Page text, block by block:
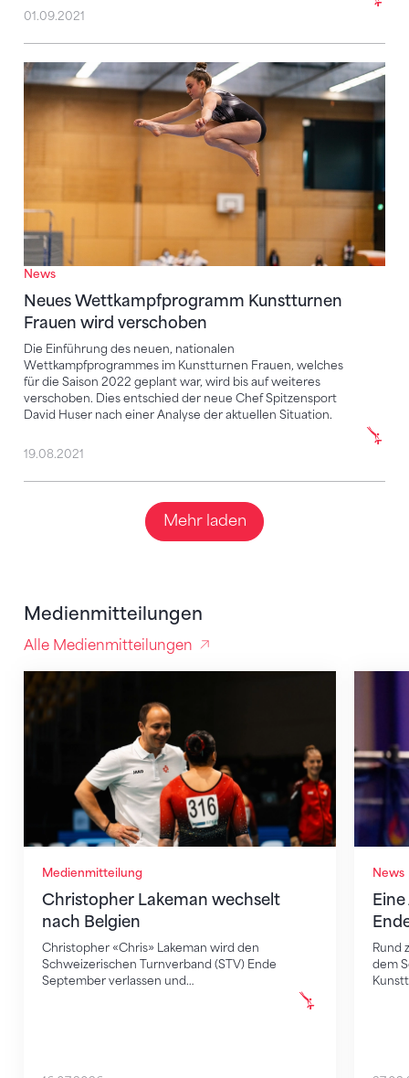
01.09.2021
News
Neues Wettkampfprogramm Kunstturnen
Frauen wird verschoben
Die Einführung des neuen, nationalen
Wettkampfprogrammes im Kunstturnen Frauen, welches
für die Saison 2022 geplant war, wird bis auf weiteres
verschoben. Dies entschied der neue Chef Spitzensport
David Huser nach einer Analyse der aktuellen Situation.
Neues Wettkampfprogramm Kunstturnen Frauen
19.08.2021
Mehr laden
Medienmitteilungen
Alle Medienmitteilungen
Medienmitteilung
Christopher Lakeman wechselt
nach Belgien
Christopher «Chris» Lakeman wird den
Schweizerischen Turnverband (STV) Ende
September verlassen und…
Christopher Lakeman wechselt nach Belgien
News
Rund
dem